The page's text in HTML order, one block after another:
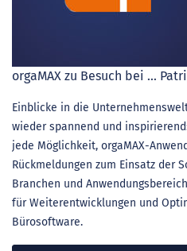
orgaMAX zu Besuch bei ...
Einblicke in die
wieder spannend und
jede Möglichkeit, orgaMAX-
Rückmeldungen zum Einsatz der
Branchen und
für Weiterentwicklungen und
Bürosoftware.